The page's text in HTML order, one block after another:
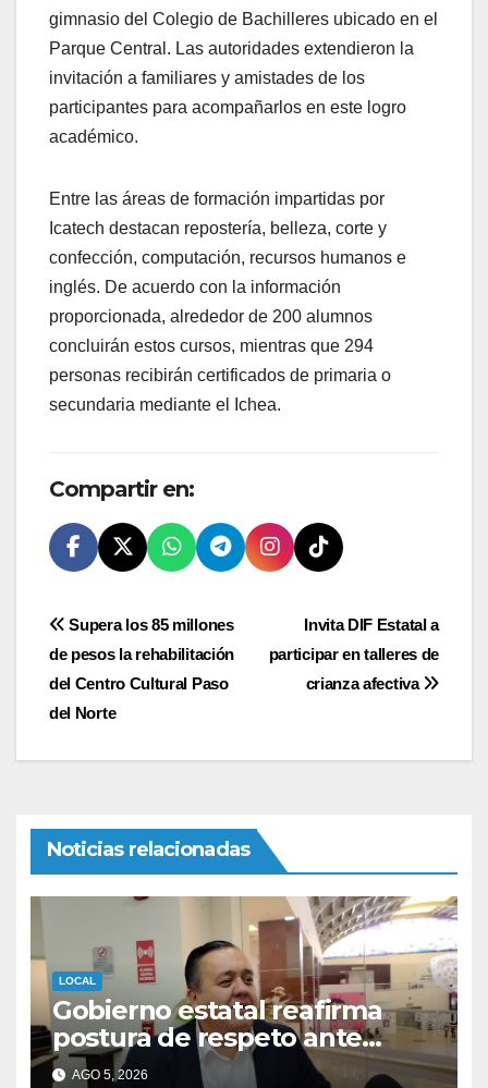
gimnasio del Colegio de Bachilleres ubicado en el
Parque Central. Las autoridades extendieron la
invitación a familiares y amistades de los
participantes para acompañarlos en este logro
académico.
Entre las áreas de formación impartidas por
Icatech destacan repostería, belleza, corte y
confección, computación, recursos humanos e
inglés. De acuerdo con la información
proporcionada, alrededor de 200 alumnos
concluirán estos cursos, mientras que 294
personas recibirán certificados de primaria o
secundaria mediante el Ichea.
Compartir en:
Navegación
de
entradas
Invita DIF Estatal a
participar en talleres de
crianza afectiva
Supera los 85 millones
de pesos la rehabilitación
del Centro Cultural Paso
del Norte
Noticias relacionadas
LOCAL
Gobierno estatal reafirma
postura de respeto ante
estrategia de EE. UU. contra
AGO 5, 2026